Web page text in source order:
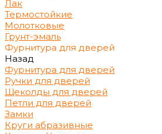
Лак
Термостойкие
Молотковые
Грунт-эмаль
Фурнитура для дверей
Назад
Фурнитура для дверей
Ручки для дверей
Щеколды для дверей
Петли для дверей
Замки
Круги абразивные